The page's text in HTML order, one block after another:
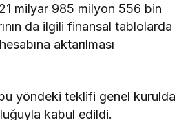
milyar 985 milyon 556 bin
da ilgili finansal tablolarda
aktarılması
yöndeki teklifi genel kurulda
kabul edildi.